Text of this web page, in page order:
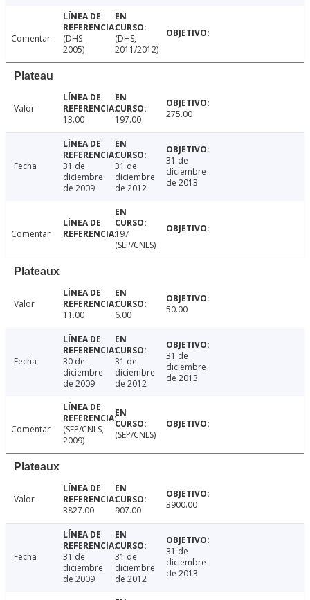
Comentar
(DHS
2005)
(DHS,
2011/2012)
Plateau
Valor
13.00
197.00 275.00
Fecha
31 de
diciembre
de 2009
31 de
diciembre
de 2012
31 de
diciembre
de 2013
Comentar
197
(SEP/CNLS)
Plateaux
Valor
11.00
6.00 50.00
Fecha
30 de
diciembre
de 2009
31 de
diciembre
de 2012
31 de
diciembre
de 2013
Comentar
(SEP/CNLS,
2009)
(SEP/CNLS)
Plateaux
Valor
3827.00
907.00 3900.00
Fecha
31 de
diciembre
de 2009
31 de
diciembre
de 2012
31 de
diciembre
de 2013